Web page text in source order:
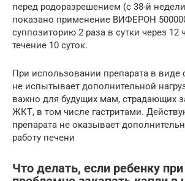
перед родоразрешением (с 38-й
показано применение ВИФЕРОН
суппозиторию 2 раза в сутки через 12
течение 10 суток.
При использовании препарата в виде
не испытывает дополнительной
важно для будущих мам, страдающих
ЖКТ, в том числе гастритами.
препарата не оказывает
работу печени
Что делать, если ребенку